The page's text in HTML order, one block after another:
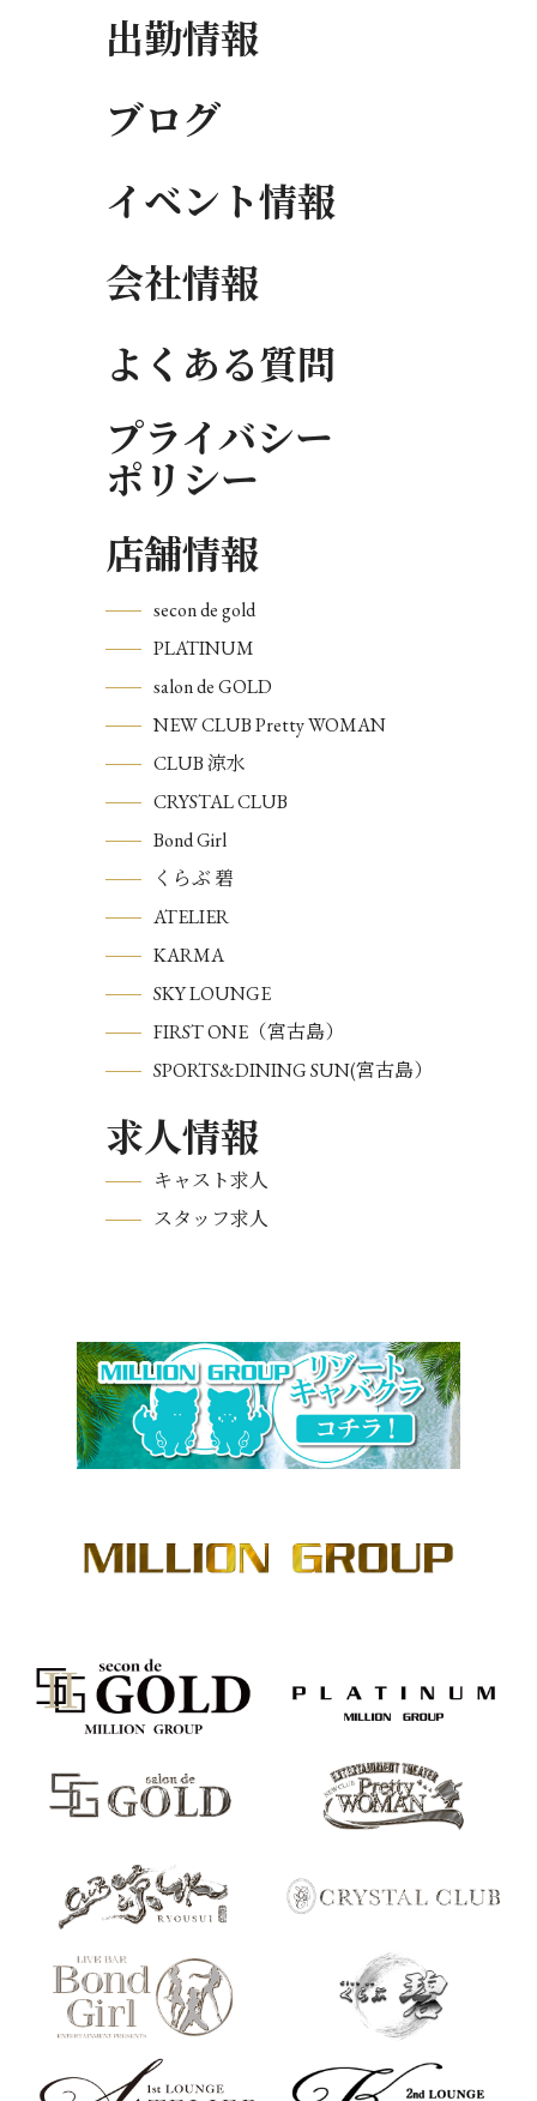
出勤情報
ブログ
イベント情報
会社情報
よくある質問
プライバシー
ポリシー
店舗情報
secon de gold
PLATINUM
salon de GOLD
NEW CLUB Pretty WOMAN
CLUB 涼水
CRYSTAL CLUB
Bond Girl
くらぶ 碧
ATELIER
KARMA
SKY LOUNGE
FIRST ONE（宮古島）
SPORTS&DINING SUN(宮古島）
求人情報
キャスト求人
スタッフ求人